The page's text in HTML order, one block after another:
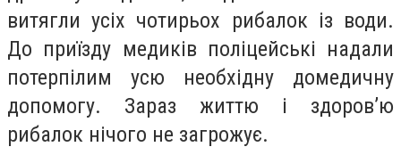
витягли усіх чотирьох рибалок із води.
До приїзду медиків поліцейські надали
потерпілим усю необхідну домедичну
допомогу. Зараз життю і здоров’ю
рибалок нічого не загрожує.